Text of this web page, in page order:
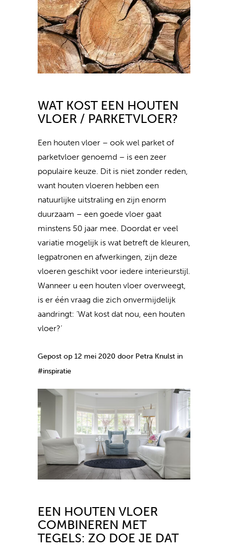
WAT KOST EEN HOUTEN
VLOER / PARKETVLOER?
Een houten vloer – ook wel parket of
parketvloer genoemd – is een zeer
populaire keuze. Dit is niet zonder reden,
want houten vloeren hebben een
natuurlijke uitstraling en zijn enorm
duurzaam – een goede vloer gaat
minstens 50 jaar mee. Doordat er veel
variatie mogelijk is wat betreft de kleuren,
legpatronen en afwerkingen, zijn deze
vloeren geschikt voor iedere interieurstijl.
Wanneer u een houten vloer overweegt,
is er één vraag die zich onvermijdelijk
aandringt: ‘Wat kost dat nou, een houten
vloer?’
Gepost op 12 mei 2020 door Petra Knulst in
#inspiratie
EEN HOUTEN VLOER
COMBINEREN MET
TEGELS: ZO DOE JE DAT